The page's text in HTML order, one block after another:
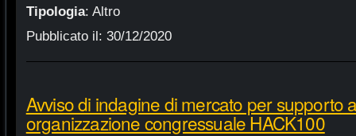
Tipologia: Altro
Pubblicato il: 30/12/2020
Avviso di indagine di mercato per supporto
organizzazione congressuale HACK100